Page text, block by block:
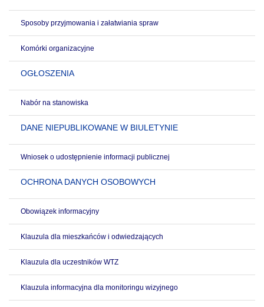
Sposoby przyjmowania i załatwiania spraw
Komórki organizacyjne
OGŁOSZENIA
Nabór na stanowiska
DANE NIEPUBLIKOWANE W BIULETYNIE
Wniosek o udostępnienie informacji publicznej
OCHRONA DANYCH OSOBOWYCH
Obowiązek informacyjny
Klauzula dla mieszkańców i odwiedzających
Klauzula dla uczestników WTZ
Klauzula informacyjna dla monitoringu wizyjnego